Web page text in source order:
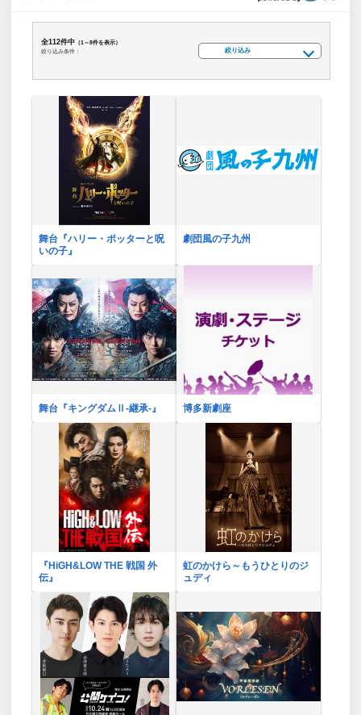
全112件中 （1～8件を表示）
絞り込み条件：
絞り込み
舞台『ハリー・ポッターと呪
いの子』
劇団風の子九州
舞台『キングダムⅡ-継承-』 博多新劇座
『HiGH&LOW THE 戦国 外
伝』
虹のかけら～もうひとりのジ
ュディ